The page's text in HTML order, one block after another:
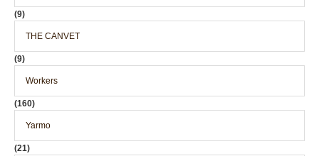
(9)
THE CANVET
(9)
Workers
(160)
Yarmo
(21)